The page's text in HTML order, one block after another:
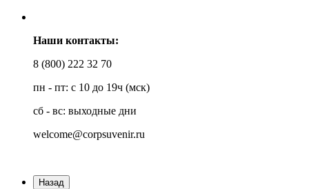
Наши контакты:
8 (800) 222 32 70
пн - пт: с 10 до 19ч (мск)
сб - вс: выходные дни
welcome@corpsuvenir.ru
Назад